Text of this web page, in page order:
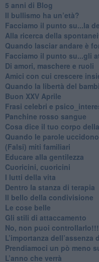
​5 anni di Blog
​Il bullismo ha un’età?
Facciamo il punto su...la
​Alla ricerca della
​Quando lasciar andare è
Facciamo il punto su...gli
Di amori, maschere e ruoli
​Amici con cui crescere
​Quando la libertà del
Buon XXV Aprile
​Frasi celebri e
​Panchine rosso sangue
​Cosa dice il tuo corpo
​Quando le parole uccidono
​(Falsi) miti familiari
​Educare alla gentilezza
​Cuoricini, cuoricini
I lutti della vita
​Dentro la stanza di terapia
​Il bello della condivisione
Le cose belle
​Gli stili di attaccamento
No, non puoi controllarlo!!!
​L’importanza dell’assenza
​Prendiamoci un pò meno
​L’anno che verrà